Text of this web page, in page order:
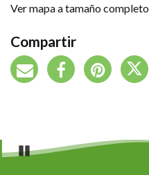
Ver mapa a tamaño completo
Compartir
Pause